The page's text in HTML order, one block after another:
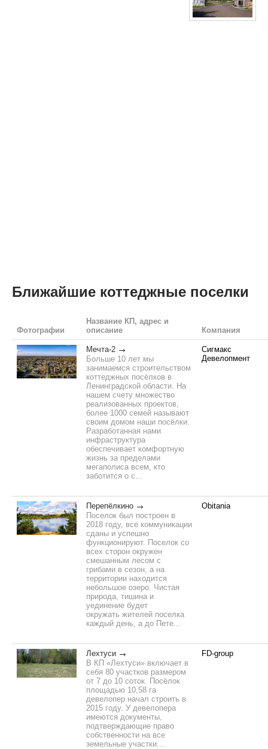
Ближайшие коттеджные поселки
Фотографии
Название КП, адрес и
описание
Компания
Мечта-2
Больше 10 лет мы
занимаемся строительством
коттеджных посёлков в
Ленинградской области. На
нашем счету множество
реализованных проектов,
более 1000 семей называют
своим домом наши посёлки.
Разработанная нами
инфраструктура
обеспечивает комфортную
жизнь за пределами
мегаполиса всем, кто
заботится о с...
Сигмакс
Девелопмент
Перепёлкино
Поселок был построен в
2018 году, все коммуникации
сданы и успешно
функционируют. Поселок со
всех сторон окружен
смешанным лесом с
грибами в сезон, а на
территории находится
небольшое озеро. Чистая
природа, тишина и
уединение будет
окружать жителей поселка
каждый день, а до Пете...
Obitania
Лехтуси
В КП «Лехтуси» включает в
себя 80 участков размером
от 7 до 10 соток. Посёлок
площадью 10,58 га
девелопер начал строить в
2015 году. У девелопера
имеются документы,
подтверждающие право
собственности на все
земельные участки....
FD-group